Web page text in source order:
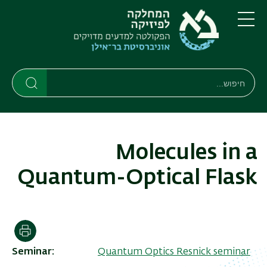
דילוג
לתוכן
העיקרי
דילוג
לתפריט
ניווט
ראשי
תפריט
חיפוש
חיפוש
Molecules in a
Quantum-Optical Flask
Seminar
Quantum Optics Resnick seminar